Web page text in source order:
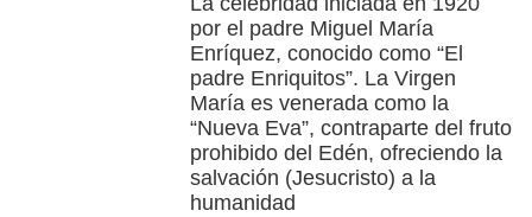
por el padre Miguel María
Enríquez, conocido como “El
padre Enriquitos”. La Virgen
María es venerada como la
“Nueva Eva”, contraparte del fruto
prohibido del Edén, ofreciendo la
salvación (Jesucristo) a la
humanidad